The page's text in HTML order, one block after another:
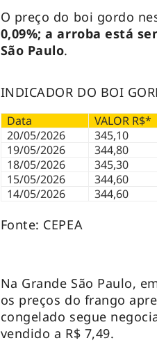
O preço do boi gordo
0,09%; a arroba está
São Paulo.
INDICADOR DO BOI
Data VALOR R$*
20/05/2026
345,10
19/05/2026
344,80
18/05/2026
345,30
15/05/2026
344,60
14/05/2026
344,60
Fonte: CEPEA
Na Grande São Paulo,
os preços do frango
congelado segue
vendido a R$ 7,49.